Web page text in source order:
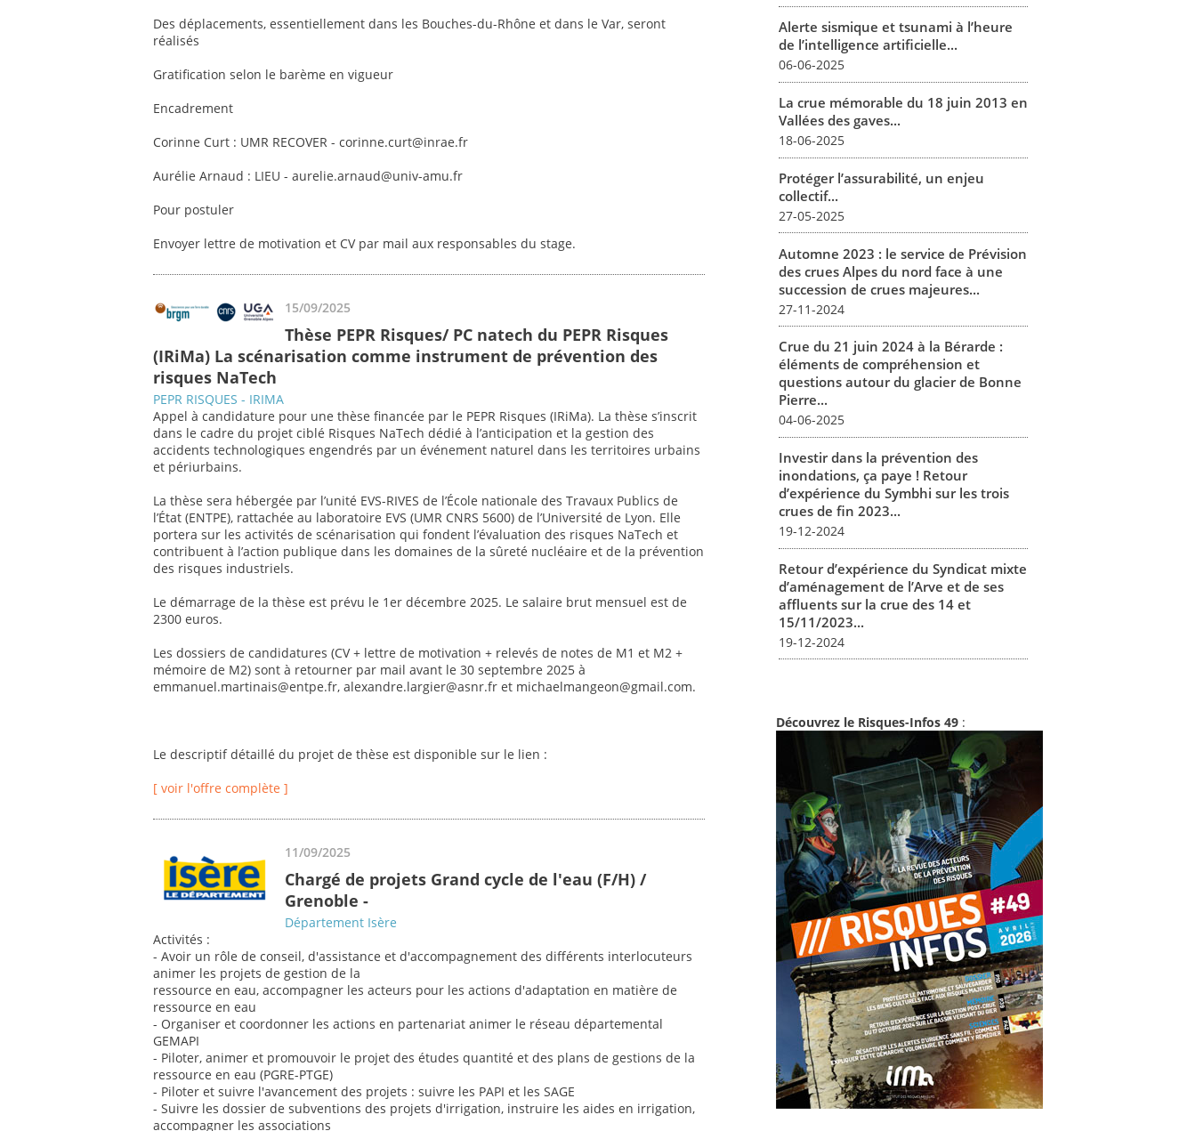
Des déplacements, essentiellement dans les Bouches-du-Rhône et dans le Var, seront
réalisés
Gratification selon le barème en vigueur
Encadrement
Corinne Curt : UMR RECOVER - corinne.curt@inrae.fr
Aurélie Arnaud : LIEU - aurelie.arnaud@univ-amu.fr
Pour postuler
Envoyer lettre de motivation et CV par mail aux responsables du stage.
15/09/2025
Thèse PEPR Risques/ PC natech du PEPR Risques
(IRiMa) La scénarisation comme instrument de prévention des
risques NaTech
PEPR RISQUES - IRIMA
Appel à candidature pour une thèse financée par le PEPR Risques (IRiMa). La thèse s’inscrit
dans le cadre du projet ciblé Risques NaTech dédié à l’anticipation et la gestion des
accidents technologiques engendrés par un événement naturel dans les territoires urbains
et périurbains.
La thèse sera hébergée par l’unité EVS-RIVES de l’École nationale des Travaux Publics de
l’État (ENTPE), rattachée au laboratoire EVS (UMR CNRS 5600) de l’Université de Lyon. Elle
portera sur les activités de scénarisation qui fondent l’évaluation des risques NaTech et
contribuent à l’action publique dans les domaines de la sûreté nucléaire et de la prévention
des risques industriels.
Le démarrage de la thèse est prévu le 1er décembre 2025. Le salaire brut mensuel est de
2300 euros.
Les dossiers de candidatures (CV + lettre de motivation + relevés de notes de M1 et M2 +
mémoire de M2) sont à retourner par mail avant le 30 septembre 2025 à
emmanuel.martinais@entpe.fr, alexandre.largier@asnr.fr et michaelmangeon@gmail.com.
Le descriptif détaillé du projet de thèse est disponible sur le lien :
[ voir l'offre complète ]
11/09/2025
Chargé de projets Grand cycle de l'eau (F/H) /
Grenoble -
Département Isère
Activités :
- Avoir un rôle de conseil, d'assistance et d'accompagnement des différents interlocuteurs
animer les projets de gestion de la
ressource en eau, accompagner les acteurs pour les actions d'adaptation en matière de
ressource en eau
- Organiser et coordonner les actions en partenariat animer le réseau départemental
GEMAPI
- Piloter, animer et promouvoir le projet des études quantité et des plans de gestions de la
ressource en eau (PGRE-PTGE)
- Piloter et suivre l'avancement des projets : suivre les PAPI et les SAGE
- Suivre les dossier de subventions des projets d'irrigation, instruire les aides en irrigation,
accompagner les associations
Alerte sismique et tsunami à l’heure
de l’intelligence artificielle...
06-06-2025
La crue mémorable du 18 juin 2013 en
Vallées des gaves...
18-06-2025
Protéger l’assurabilité, un enjeu
collectif...
27-05-2025
Automne 2023 : le service de Prévision
des crues Alpes du nord face à une
succession de crues majeures...
27-11-2024
Crue du 21 juin 2024 à la Bérarde :
éléments de compréhension et
questions autour du glacier de Bonne
Pierre...
04-06-2025
Investir dans la prévention des
inondations, ça paye ! Retour
d’expérience du Symbhi sur les trois
crues de fin 2023...
19-12-2024
Retour d’expérience du Syndicat mixte
d’aménagement de l’Arve et de ses
affluents sur la crue des 14 et
15/11/2023...
19-12-2024
Découvrez le Risques-Infos 49 :